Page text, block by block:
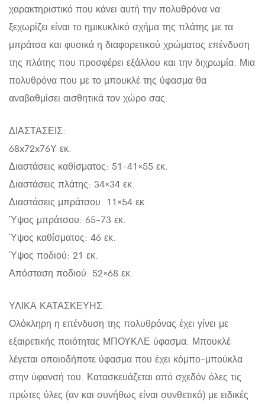
χαρακτηριστικό που κάνει αυτή την πολυθρόνα να
ξεχωρίζει είναι το ημικυκλικό σχήμα της πλάτης με τα
μπράτσα και φυσικά η διαφορετικού χρώματος επένδυση
της πλάτης που προσφέρει εξάλλου και την διχρωμία. Μια
πολυθρόνα που με το μπουκλέ της ύφασμα θα
αναβαθμίσει αισθητικά τον χώρο σας.
ΔΙΑΣΤΑΣΕΙΣ:
68x72x76Υ εκ.
Διαστάσεις καθίσματος: 51-41×55 εκ.
Διαστάσεις πλάτης: 34×34 εκ.
Διαστάσεις μπράτσου: 11×54 εκ.
Ύψος μπράτσου: 65-73 εκ.
Ύψος καθίσματος: 46 εκ.
Ύψος ποδιού: 21 εκ.
Απόσταση ποδιού: 52×68 εκ.
ΥΛΙΚΑ ΚΑΤΑΣΚΕΥΗΣ:
Ολόκληρη η επένδυση της πολυθρόνας έχει γίνει με
εξαιρετικής ποιότητας ΜΠΟΥΚΛΕ ύφασμα. Μπουκλέ
λέγεται οποιοδήποτε ύφασμα που έχει κόμπο-μπούκλα
στην ύφανσή του. Κατασκευάζεται από σχεδόν όλες τις
πρώτες ύλες (αν και συνήθως είναι συνθετικό) με ειδικές